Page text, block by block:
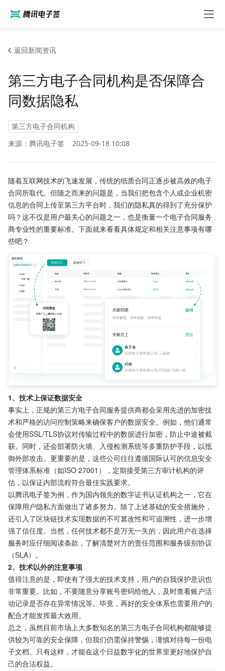
返回新闻资讯
第三方电子合同机构是否保障合
同数据隐私
第三方电子合同机构
来源：腾讯电子签
2025-09-18 10:08
随着互联网技术的飞速发展，传统的纸质合同正逐步被高效的电子
合同所取代。但随之而来的问题是，当我们把包含个人或企业机密
信息的合同上传至第三方平台时，我们的隐私真的得到了充分保护
吗？这不仅是用户最关心的问题之一，也是衡量一个电子合同服务
商专业性的重要标准。下面就来看看具体规定和相关注意事项有哪
些吧？
1、技术上保证数据安全
事实上，正规的第三方电子合同服务提供商都会采用先进的加密技
术和严格的访问控制策略来确保客户的数据安全。例如，他们通常
会使用SSL/TLS协议对传输过程中的数据进行加密，防止中途被截
获。同时，还会部署防火墙、入侵检测系统等多重防护手段，以抵
御外部攻击。更重要的是，这些公司往往遵循国际认可的信息安全
管理体系标准（如ISO 27001），定期接受第三方审计机构的评
估，以保证内部流程符合最佳实践要求。
以腾讯电子签为例，作为国内领先的数字证书认证机构之一，它在
保障用户隐私方面做出了诸多努力。除了上述基础的安全措施外，
还引入了区块链技术实现数据的不可篡改性和可追溯性，进一步增
强了信任度。当然，任何技术都不是万无一失的，因此用户在选择
服务时应仔细阅读条款，了解清楚对方的责任范围和服务级别协议
（SLA）。
2、技术以外的注意事项
值得注意的是，即使有了强大的技术支持，用户的自我保护意识也
非常重要。比如，不要随意分享账号密码给他人，及时查看账户活
动记录是否存在异常情况等。毕竟，再好的安全体系也需要用户的
配合才能发挥最大效用。
总之，虽然目前市场上大多数知名的第三方电子合同机构都能够提
供较为可靠的安全保障，但我们仍需保持警惕，谨慎对待每一份电
子文档。只有这样，才能在这个日益数字化的世界里更好地保护自
己的合法权益。